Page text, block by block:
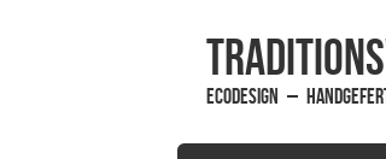
EcoDesign –